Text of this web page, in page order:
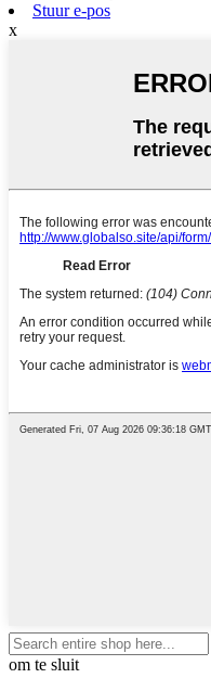
Stuur e-pos
x
om te sluit